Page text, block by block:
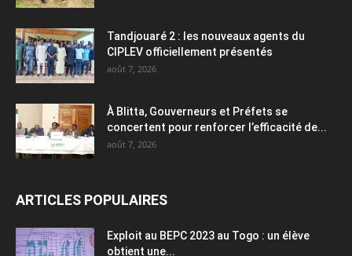
Tandjouaré 2 : les nouveaux agents du
CIPLEV officiellement présentés
août 7, 2026
À Blitta, Gouverneurs et Préfets se
concertent pour renforcer l’efficacité de...
août 7, 2026
ARTICLES POPULAIRES
Exploit au BEPC 2023 au Togo : un élève
obtient une...